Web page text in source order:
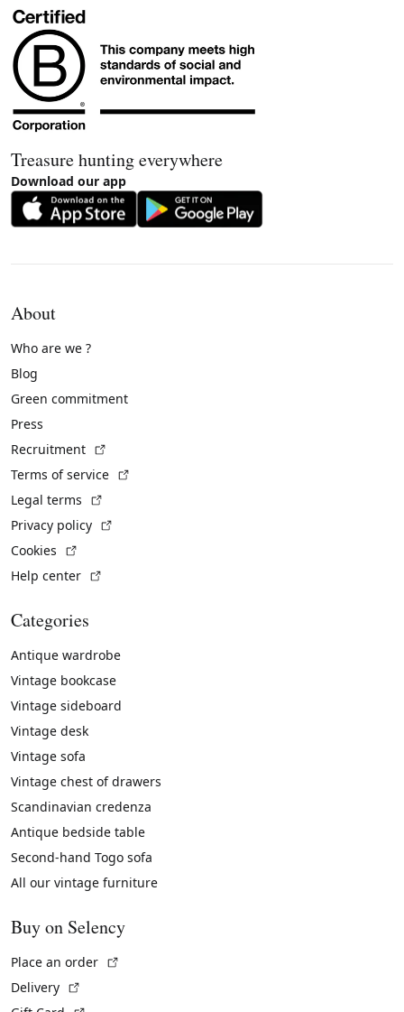
Treasure hunting everywhere
Download our app
About
Who are we ?
Blog
Green commitment
Press
Recruitment
Terms of service
Legal terms
Privacy policy
Cookies
Help center
Categories
Antique wardrobe
Vintage bookcase
Vintage sideboard
Vintage desk
Vintage sofa
Vintage chest of drawers
Scandinavian credenza
Antique bedside table
Second-hand Togo sofa
All our vintage furniture
Buy on Selency
Place an order
Delivery